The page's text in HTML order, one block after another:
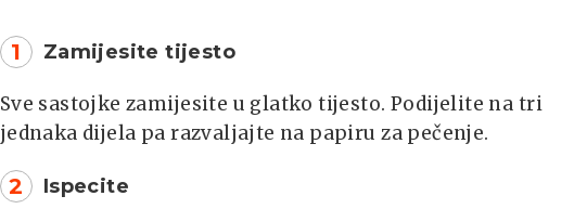
1 Zamijesite tijesto
Sve sastojke zamijesite u glatko tijesto. Podijelite na tri
jednaka dijela pa razvaljajte na papiru za pečenje.
2 Ispecite